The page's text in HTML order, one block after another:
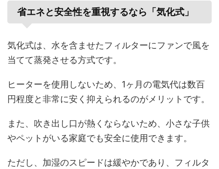
省エネと安全性を重視するなら「気化式」
気化式は、水を含ませたフィルターにファンで風を
当てて蒸発させる方式です。
ヒーターを使用しないため、1ヶ月の電気代は数百
円程度と非常に安く抑えられるのがメリットです。
また、吹き出し口が熱くならないため、小さな子供
やペットがいる家庭でも安全に使用できます。
ただし、加湿のスピードは緩やかであり、フィルタ